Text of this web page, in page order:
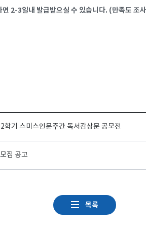
2-3일내 발급받으실 수 있습니다. (만족도
학기 스미스인문주간 독서감상문 공모전
집 공고
목록